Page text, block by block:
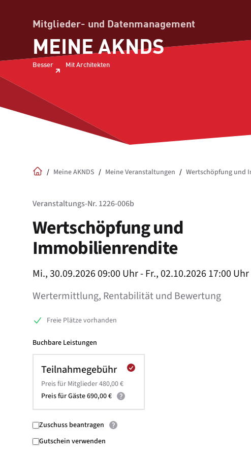
Mitglieder- und Datenmanagement
MEINE AKNDS
Besser Mit Architekten
/ Meine AKNDS / Meine Veranstaltungen / Wertschöpfung und
Veranstaltungs-Nr. 1226-006b
Wertschöpfung und
Immobilienrendite
Product information
Mi., 30.09.2026 09:00 Uhr - Fr., 02.10.2026 17:00 Uhr
Wertermittlung, Rentabilität und Bewertung
Freie Plätze vorhanden
Buchbare Leistungen
Teilnahmegebühr
Preis für Mitglieder 480,00 €
Preis für Gäste 690,00 €
Zuschuss beantragen
Gutschein verwenden